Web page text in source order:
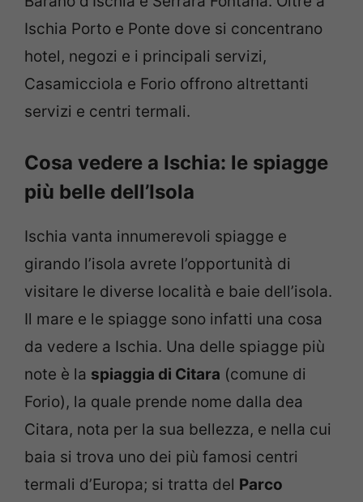
Ischia Porto e Ponte dove si concentrano
hotel, negozi e i principali servizi,
Casamicciola e Forio offrono altrettanti
servizi e centri termali.
Cosa vedere a Ischia: le spiagge
più belle dell’Isola
Ischia vanta innumerevoli spiagge e
girando l’isola avrete l’opportunità di
visitare le diverse località e baie dell’isola.
Il mare e le spiagge sono infatti una cosa
da vedere a Ischia. Una delle spiagge più
note è la spiaggia di Citara (comune di
Forio), la quale prende nome dalla dea
Citara, nota per la sua bellezza, e nella cui
baia si trova uno dei più famosi centri
termali d’Europa; si tratta del Parco